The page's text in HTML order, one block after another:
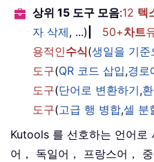
상위 15 도구 모음:12 텍
자 삭제, ...) 50+차트
용적인수식(생일을 기
도구(QR 코드 삽입,경로
도구(단어로 변환하기,
도구(고급 행 병합,셀 분
Kutools 를 선호하는 언어로
어， 독일어， 프랑스어，